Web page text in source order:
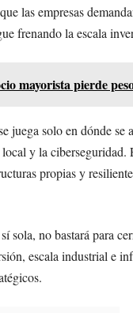
las empresas
frenando la escala
mayorista pierde
solo en dónde se
y la ciberseguridad.
propias y
sola, no bastará para
escala industrial e